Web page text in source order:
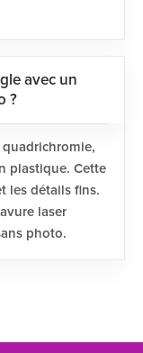
avec un
?
quadrichromie,
plastique. Cette
les détails fins.
laser
photo.